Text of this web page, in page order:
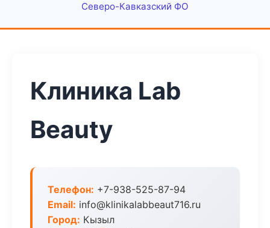
Северо-Кавказский ФО
Клиника Lab
Beauty
Телефон: +7-938-525-87-94
Email: info@klinikalabbeaut716.ru
Город: Кызыл